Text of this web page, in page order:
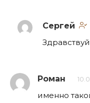
Сергей
Роман
именно